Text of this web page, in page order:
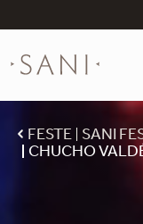
FESTE
SANI
CHUCHO